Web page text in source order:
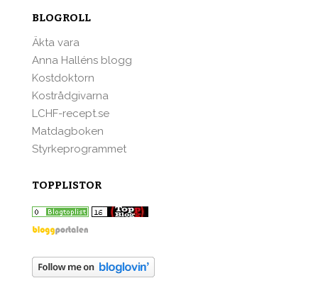
BLOGROLL
Äkta vara
Anna Halléns blogg
Kostdoktorn
Kostrådgivarna
LCHF-recept.se
Matdagboken
Styrkeprogrammet
TOPPLISTOR